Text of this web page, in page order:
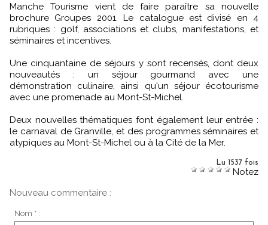
Manche Tourisme vient de faire paraître sa nouvelle
brochure Groupes 2001. Le catalogue est divisé en 4
rubriques : golf, associations et clubs, manifestations, et
séminaires et incentives.
Une cinquantaine de séjours y sont recensés, dont deux
nouveautés : un séjour gourmand avec une
démonstration culinaire, ainsi qu'un séjour écotourisme
avec une promenade au Mont-St-Michel.
Deux nouvelles thématiques font également leur entrée :
le carnaval de Granville, et des programmes séminaires et
atypiques au Mont-St-Michel ou à la Cité de la Mer.
Lu 1537 fois
Notez
Nouveau commentaire :
Nom * :